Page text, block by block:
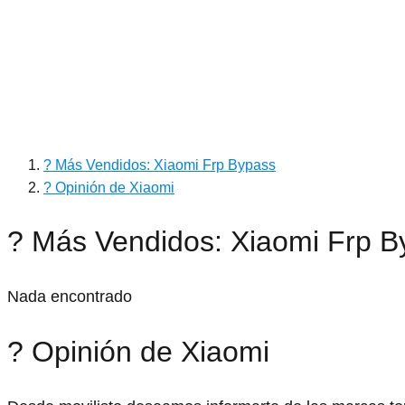
? Más Vendidos: Xiaomi Frp Bypass
? Opinión de Xiaomi
? Más Vendidos: Xiaomi Frp
Nada encontrado
? Opinión de Xiaomi